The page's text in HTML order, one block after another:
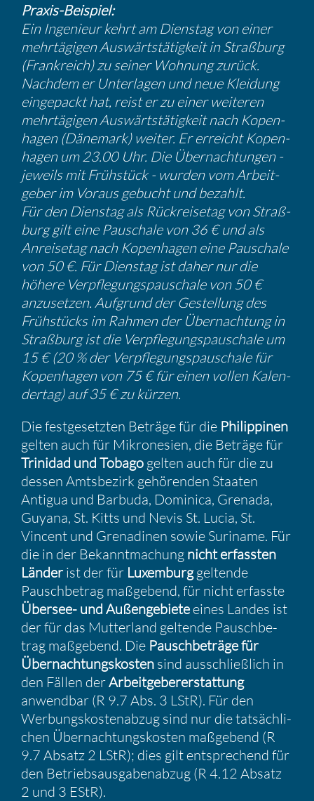
Praxis-Beispiel:
Ein Ingenieur kehrt am Dienstag von einer
mehrtä­gigen Auswärts­tä­tig­keit in Straß­burg
(Frank­reich) zu seiner Wohnung zurück.
Nachdem er Unter­lagen und neue Kleidung
einge­packt hat, reist er zu einer weiteren
mehrtä­gigen Auswärts­tä­tig­keit nach Kopen­
hagen (Dänemark) weiter. Er erreicht Kopen­
hagen um 23.00 Uhr. Die Übernach­tungen -
jeweils mit Frühstück - wurden vom Arbeit­
geber im Voraus gebucht und bezahlt.
Für den Dienstag als Rückrei­setag von Straß­
burg gilt eine Pauschale von 36 € und als
Anrei­setag nach Kopen­hagen eine Pauschale
von 50 €. Für Dienstag ist daher nur die
höhere Verpfle­gungs­pau­schale von 50 €
anzusetzen. Aufgrund der Gestel­lung des
Frühstücks im Rahmen der Übernach­tung in
Straß­burg ist die Verpfle­gungs­pau­schale um
15 € (20 % der Verpfle­gungs­pau­schale für
Kopen­hagen von 75 € für einen vollen Kalen­
dertag) auf 35 € zu kürzen.
Die festge­setzten Beträge für die Philip­pinen
gelten auch für Mikro­ne­sien, die Beträge für
Trinidad und Tobago gelten auch für die zu
dessen Amtsbe­zirk gehörenden Staaten
Antigua und Barbuda, Dominica, Grenada,
Guyana, St. Kitts und Nevis St. Lucia, St.
Vincent und Grena­dinen sowie Suriname. Für
die in der Bekannt­ma­chung nicht erfassten
Länder ist der für Luxem­burggeltende
Pausch­be­trag maßge­bend, für nicht erfasste
Übersee- und Außen­ge­bieteeines Landes ist
der für das Mutter­land geltende Pausch­be­
trag maßge­bend. Die Pausch­be­träge für
Übernach­tungs­kosten sind ausschließ­lich in
den Fällen derArbeit­ge­be­r­er­stat­tung
anwendbar (R 9.7 Abs. 3 LStR). Für den
Werbungs­kos­ten­abzug sind nur die tatsäch­li­
chen Übernach­tungs­kosten maßge­bend (R
9.7 Absatz 2 LStR); dies gilt entspre­chend für
den Betriebs­aus­ga­ben­abzug (R 4.12 Absatz
2 und 3 EStR).